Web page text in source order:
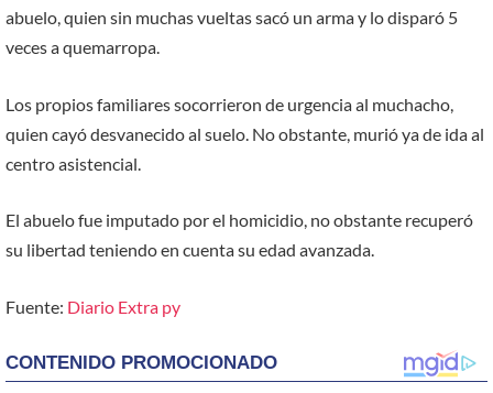
abuelo, quien sin muchas vueltas sacó un arma y lo disparó 5
veces a quemarropa.
Los propios familiares socorrieron de urgencia al muchacho,
quien cayó desvanecido al suelo. No obstante, murió ya de ida al
centro asistencial.
El abuelo fue imputado por el homicidio, no obstante recuperó
su libertad teniendo en cuenta su edad avanzada.
Fuente: Diario Extra py